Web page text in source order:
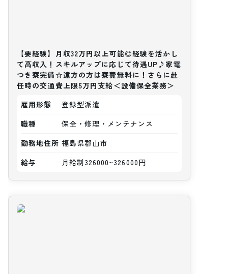
【要経験】月収32万円以上可能◎経験を活かし
て高収入！スキルアップに応じて待遇UP♪家電
つき寮完備☆遠方の方は寮費無料に！さらに赴
任時の交通費上限5万円支給＜設備保全業務＞
雇用形態
登録型派遣
職種
保全・修理・メンテナンス
勤務地住所 福島県郡山市
給与
月給制326000~326000円